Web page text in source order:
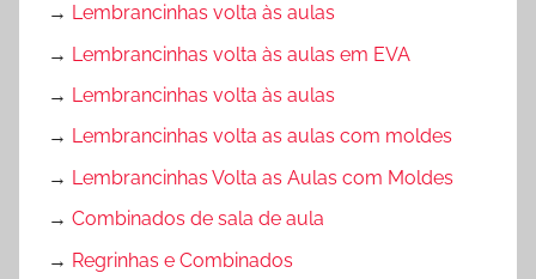
→ Lembrancinhas volta às aulas
→ Lembrancinhas volta às aulas em EVA
→ Lembrancinhas volta às aulas
→ Lembrancinhas volta as aulas com moldes
→ Lembrancinhas Volta as Aulas com Moldes
→ Combinados de sala de aula
→ Regrinhas e Combinados